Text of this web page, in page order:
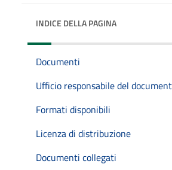
INDICE DELLA PAGINA
Documenti
Ufficio responsabile del
Formati disponibili
Licenza di distribuzione
Documenti collegati